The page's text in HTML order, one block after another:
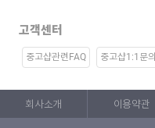
고객센터
중고샵관련FAQ 중고샵1:1문의
회사소개 이용약관